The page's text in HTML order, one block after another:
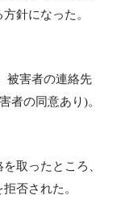
針になった。
被害者の連絡先
者の同意あり)。
取ったところ、
否された。